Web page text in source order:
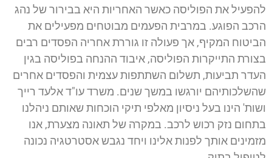
להפעיל את הפוליסה כאשר האחריות היא בבירור של נהג
הרכב הפוגע. במרבית הפעמים מבוטחים מפעילים את
הביטוח המקיף, אך פעולה זו גוררת אחריה הפסדים רבים
בצורת התייקרות הפוליסה, איבוד ההנחה בפוליסה בגין
העדר תביעות, תשלום השתתפות עצמית והפסדים אחרים
שהשלכותיהם יורגשו במשך שנים. משרד עו"ד אלעד רייך
ושות' הינו בעל ניסיון מאלפי תיקי הוכחות שאותם ניהלנו
בתחום נזק רכוש לרכב. במקרה של תאונה מצערת, אנו
מזמינים אותך לפנות אלינו ויחד נגבש אסטרטגיה נכונה